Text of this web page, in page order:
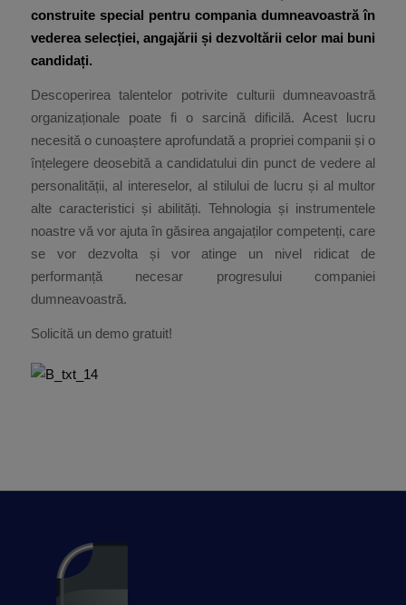
construite special pentru compania dumneavoastră în
vederea selecției, angajării și dezvoltării celor mai buni
candidați.
Descoperirea talentelor potrivite culturii dumneavoastră
organizaționale poate fi o sarcină dificilă. Acest lucru
necesită o cunoaștere aprofundată a propriei companii și o
înțelegere deosebită a candidatului din punct de vedere al
personalității, al intereselor, al stilului de lucru și al multor
alte caracteristici și abilități. Tehnologia și instrumentele
noastre vă vor ajuta în găsirea angajaților competenți, care
se vor dezvolta și vor atinge un nivel ridicat de
performanță necesar progresului companiei
dumneavoastră.
Solicită un demo gratuit!